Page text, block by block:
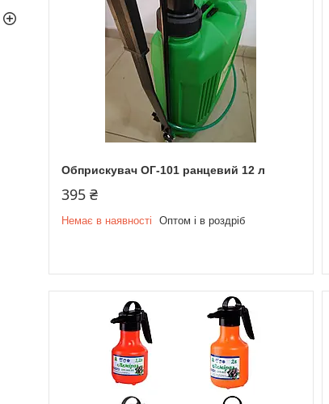
Обприскувач ОГ-101 ранцевий 12 л
395 ₴
Немає в наявності Оптом і в роздріб